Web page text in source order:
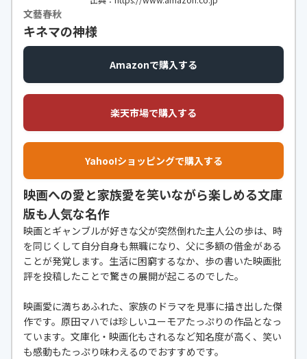
文藝春秋
キネマの神様
Amazonで購入する
楽天市場で購入する
Yahoo!ショッピングで購入する
映画への愛と家族愛を笑いながら楽しめる文庫
版も人気な名作
映画とギャンブルが好きな父が突然倒れた主人公の歩は、時
を同じくして自分自身も無職になり、父に多額の借金がある
ことが発覚します。生活に困窮するなか、歩の書いた映画批
評を投稿したことで驚きの展開が起こるのでした。
映画愛に満ちあふれた、家族のドラマを見事に描き出した傑
作です。原田マハでは珍しいユーモアたっぷりの作品となっ
ています。文庫化・映画化もされるなど知名度が高く、笑い
も感動もたっぷり味わえるのでおすすめです。